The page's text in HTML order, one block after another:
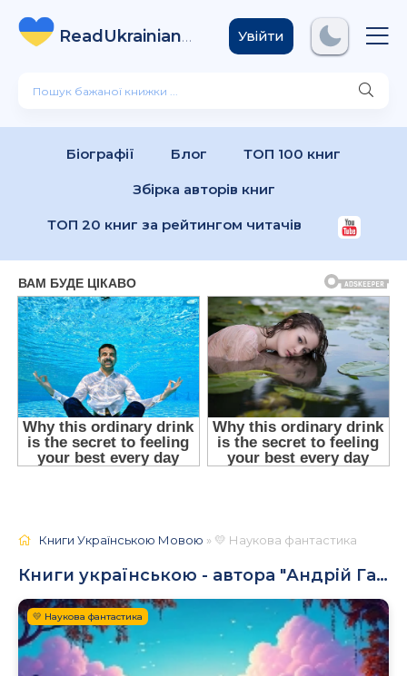
ReadUkrainian
Books .com
Увійти
Біографії Блог ТОП 100 книг
Збірка авторів книг
ТОП 20 книг за рейтингом читачів
Книги Українською Мовою » 💛 Наукова фантастика
Книги українською - автора "Андрій Гаврилюк"
💛 Наукова фантастика